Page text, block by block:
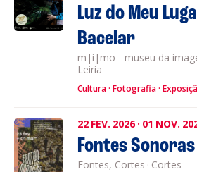
Luz do Meu
Bacelar
m|i|mo - museu da
Leiria
Cultura Fotografia
22 FEV. 2026 · 01 NOV.
Fontes Sonoras
Fontes, Cortes · Cortes